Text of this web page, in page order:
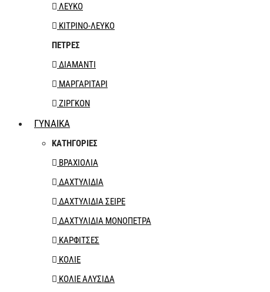
ΛΕΥΚΟ
ΚΙΤΡΙΝΟ-ΛΕΥΚΟ
ΠΕΤΡΕΣ
ΔΙΑΜΑΝΤΙ
ΜΑΡΓΑΡΙΤΑΡΙ
ΖΙΡΓΚΟΝ
ΓΥΝΑΙΚΑ
ΚΑΤΗΓΟΡΙΕΣ
ΒΡΑΧΙΟΛΙΑ
ΔΑΧΤΥΛΙΔΙΑ
ΔΑΧΤΥΛΙΔΙΑ ΣΕΙΡΕ
ΔΑΧΤΥΛΙΔΙΑ ΜΟΝΟΠΕΤΡΑ
ΚΑΡΦΙΤΣΕΣ
ΚΟΛΙΕ
ΚΟΛΙΕ ΑΛΥΣΙΔΑ